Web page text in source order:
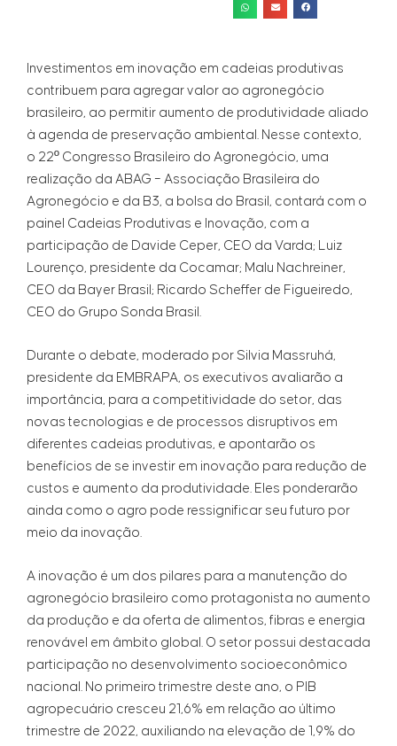
Investimentos em inovação em cadeias produtivas
contribuem para agregar valor ao agronegócio
brasileiro, ao permitir aumento de produtividade aliado
à agenda de preservação ambiental. Nesse contexto,
o 22º Congresso Brasileiro do Agronegócio, uma
realização da ABAG – Associação Brasileira do
Agronegócio e da B3, a bolsa do Brasil, contará com o
painel Cadeias Produtivas e Inovação, com a
participação de Davide Ceper, CEO da Varda; Luiz
Lourenço, presidente da Cocamar; Malu Nachreiner,
CEO da Bayer Brasil; Ricardo Scheffer de Figueiredo,
CEO do Grupo Sonda Brasil.
Durante o debate, moderado por Silvia Massruhá,
presidente da EMBRAPA, os executivos avaliarão a
importância, para a competitividade do setor, das
novas tecnologias e de processos disruptivos em
diferentes cadeias produtivas, e apontarão os
benefícios de se investir em inovação para redução de
custos e aumento da produtividade. Eles ponderarão
ainda como o agro pode ressignificar seu futuro por
meio da inovação.
A inovação é um dos pilares para a manutenção do
agronegócio brasileiro como protagonista no aumento
da produção e da oferta de alimentos, fibras e energia
renovável em âmbito global. O setor possui destacada
participação no desenvolvimento socioeconômico
nacional. No primeiro trimestre deste ano, o PIB
agropecuário cresceu 21,6% em relação ao último
trimestre de 2022, auxiliando na elevação de 1,9% do